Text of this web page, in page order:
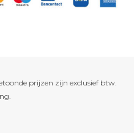
prijzen zijn exclusief btw.